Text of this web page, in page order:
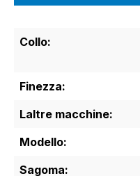
Collo:
Finezza:
Laltre macchine:
Modello:
Sagoma: